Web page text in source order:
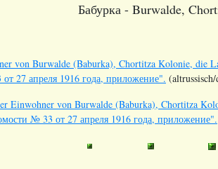
Бабурка - Burwalde,
von Burwalde (Baburka), Chortitza Kolonie, die
27 апреля 1916 года, приложение".
Einwohner von Burwalde (Baburka), Chortitza
№ 33 от 27 апреля 1916 года, приложение".